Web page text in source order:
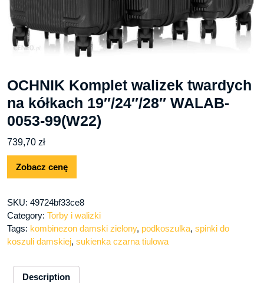
OCHNIK Komplet walizek twardych
na kółkach 19″/24″/28″ WALAB-
0053-99(W22)
739,70 zł
Zobacz cenę
SKU: 49724bf33ce8
Category: Torby i walizki
Tags: kombinezon damski zielony, podkoszulka, spinki do
koszuli damskiej, sukienka czarna tiulowa
Description